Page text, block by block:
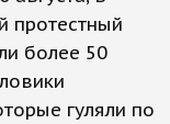
протестный
более 50
гуляли по